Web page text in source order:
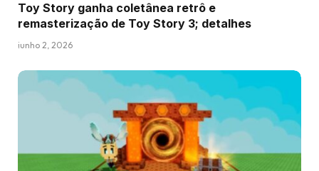
Toy Story ganha coletânea retrô e
remasterização de Toy Story 3; detalhes
junho 2, 2026